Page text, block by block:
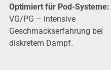
Optimiert für Pod-Systeme:
VG/PG – intensive
Geschmackserfahrung bei
diskretem Dampf.